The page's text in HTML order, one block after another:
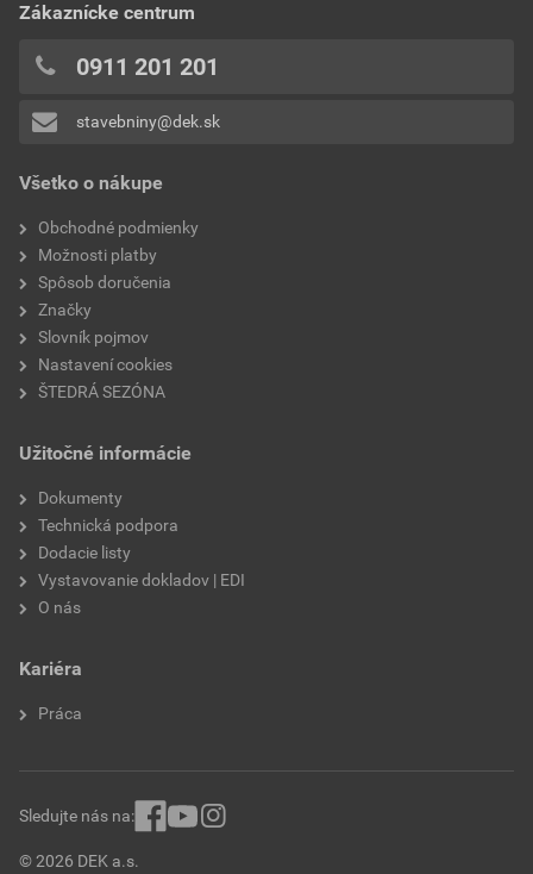
Pridávať hodnotenie môže iba prihlásený užívateľ.
Všetko o nákupe
Obchodné podmienky
Možnosti platby
Spôsob doručenia
Značky
Slovník pojmov
Nastavení cookies
ŠTEDRÁ SEZÓNA
Užitočné informácie
Dokumenty
Technická podpora
Dodacie listy
Vystavovanie dokladov | EDI
O nás
Kariéra
Práca
Zákaznícke centrum
0911 201 201
stavebniny@dek.sk
© 2026 DEK a.s.
Sledujte nás na: